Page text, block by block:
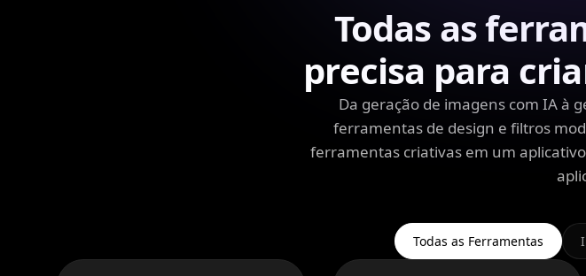
Todas as
precisa para
Da geração de imagens com IA à
ferramentas de design e filtros
ferramentas criativas em um
Todas as Ferramentas